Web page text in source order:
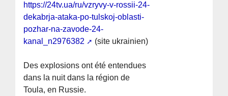
https://24tv.ua/ru/vzryvy-v-rossii-24-
dekabrja-ataka-po-tulskoj-oblasti-
pozhar-na-zavode-24-
kanal_n2976382
(site ukrainien)
Des explosions ont été entendues
dans la nuit dans la région de
Toula, en Russie.